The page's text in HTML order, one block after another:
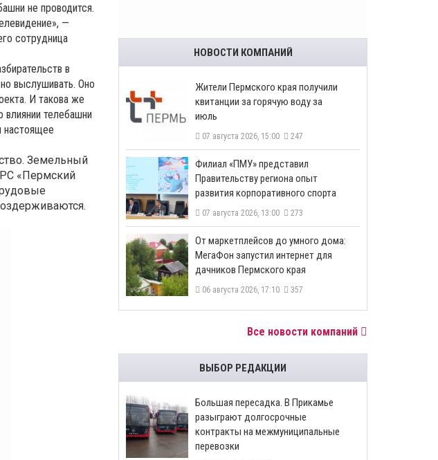
не проводится.
—
сотрудница
в
выслушивать. Оно
И такова же
телебашни
настоящее
Земельный
«Пермский
НОВОСТИ КОМПАНИЙ
​Жители Пермского края получили
квитанции за горячую воду за
июль
07 августа 2026, 15:00 247
​Филиал «ПМУ» представил
Правительству региона опыт
развития корпоративного спорта
07 августа 2026, 13:00 273
От маркетплейсов до умного дома:
МегаФон запустил интернет для
дачников Пермского края
06 августа 2026, 17:10 357
Все новости компаний
ВЫБОР РЕДАКЦИИ
Большая пересадка. В Прикамье
разыграют долгосрочные
контракты на межмуниципальные
перевозки